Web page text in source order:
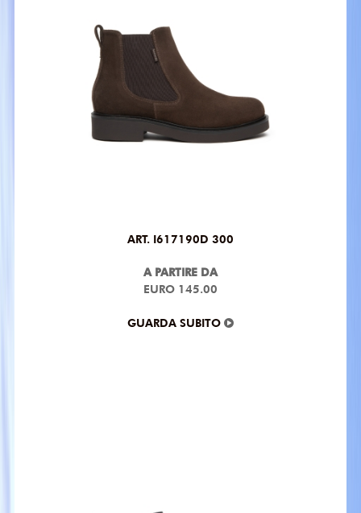
ART. I617190D 300
A PARTIRE DA
EURO 145.00
GUARDA SUBITO